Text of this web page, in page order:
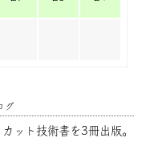
グ
ット技術書を3冊出版。